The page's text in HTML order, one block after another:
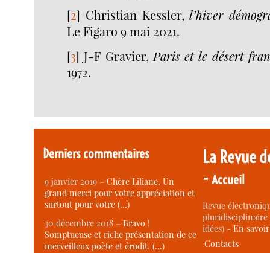
[2] Christian Kessler,l’hiver
Le Figaro 9 mai 2021.
[3]J-F Gravier, Paris et le désert
1972.
Derniers commentaires
9 janvier 2019 –Chère Liliane, Un
grand merci pour votre appréciation et
surtout pour votre (…)
30 décembre 2018 –Bravo !
Somptueuse et riche présentation de ce
merveilleux poète et érudit. (…)
La Revue
-Accueil
Revue
idées) -En
Contacts